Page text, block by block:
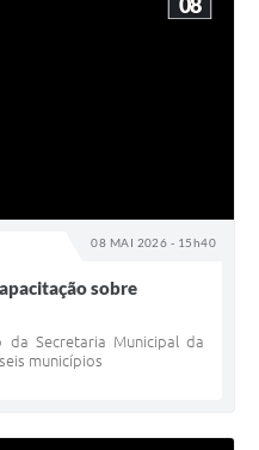
08 MAI 2026 - 15h40
sobre
da Secretaria Municipal da
municípios